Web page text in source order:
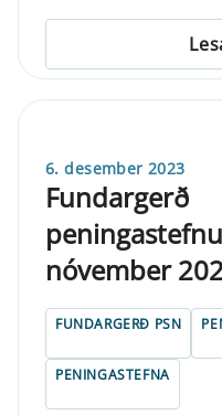
6. desember 2023
Fundargerð
nóvember
FUNDARGERÐ PSN
PENINGASTEFNA